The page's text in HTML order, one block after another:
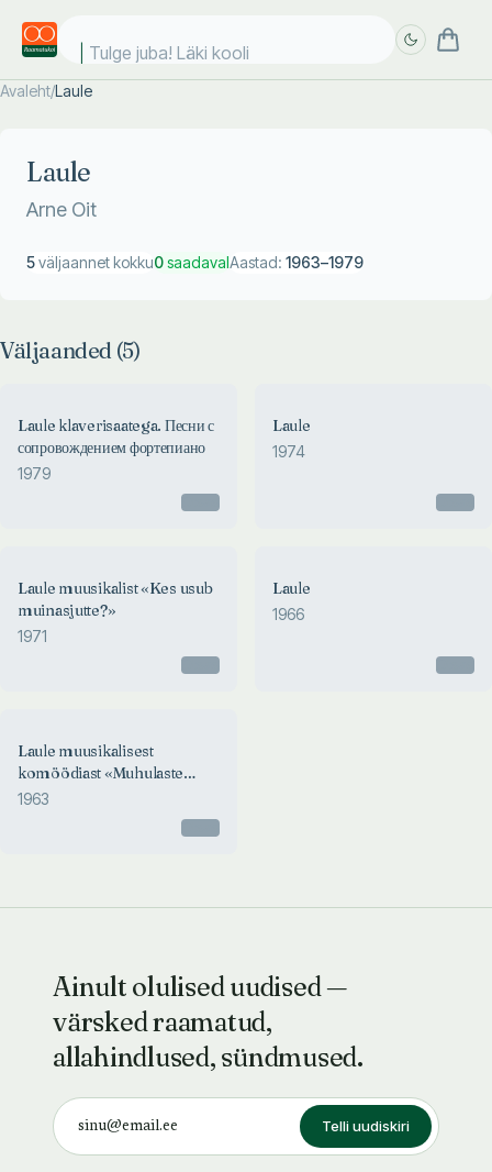
Tulge juba! Läki kooli!
Avaleht/Laule
Laule
Arne Oit
5väljaannet kokku0saadavalAastad: 1963–1979
Väljaanded (5)
Laule klaverisaatega. Песни с
сопровождением фортепиано
1979
Laule
1974
Laule muusikalist «Kes usub
muinasjutte?»
1971
Laule
1966
Laule muusikalisest
komöödiast «Muhulaste
imelikud juhtumised»
1963
Ainult olulised uudised —
värsked raamatud,
allahindlused, sündmused.
Telli uudiskiri